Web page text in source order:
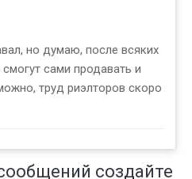
но думаю, после всяких
сами продавать и
труд риэлторов скоро
создайте